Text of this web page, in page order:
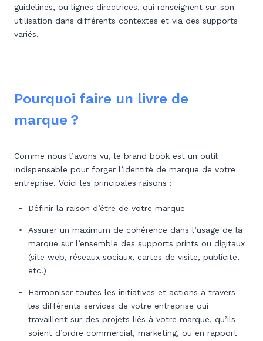
guidelines, ou lignes directrices, qui renseignent sur son
utilisation dans différents contextes et via des supports
variés.
Pourquoi faire un livre de
marque ?
Comme nous l’avons vu, le brand book est un outil
indispensable pour forger l’identité de marque de votre
entreprise. Voici les principales raisons :
Définir la raison d’être de votre marque
Assurer un maximum de cohérence dans l’usage de la
marque sur l’ensemble des supports prints ou digitaux
(site web, réseaux sociaux, cartes de visite, publicité,
etc.)
Harmoniser toutes les initiatives et actions à travers
les différents services de votre entreprise qui
travaillent sur des projets liés à votre marque, qu’ils
soient d’ordre commercial, marketing, ou en rapport